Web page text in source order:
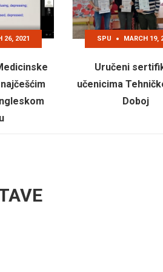
26, 2021 SPU MARCH 19,
Uručeni
učenicima
Doboj